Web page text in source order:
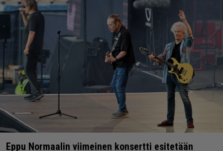
Eppu Normaalin viimeinen konsertti esitetään